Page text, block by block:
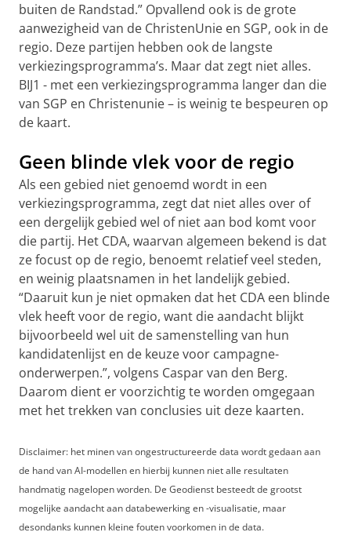
buiten de Randstad.” Opvallend ook is de grote
aanwezigheid van de ChristenUnie en SGP, ook in de
regio. Deze partijen hebben ook de langste
verkiezingsprogramma’s. Maar dat zegt niet alles.
BIJ1 - met een verkiezingsprogramma langer dan die
van SGP en Christenunie – is weinig te bespeuren op
de kaart.
Geen blinde vlek voor de regio
Als een gebied niet genoemd wordt in een
verkiezingsprogramma, zegt dat niet alles over of
een dergelijk gebied wel of niet aan bod komt voor
die partij. Het CDA, waarvan algemeen bekend is dat
ze focust op de regio, benoemt relatief veel steden,
en weinig plaatsnamen in het landelijk gebied.
“Daaruit kun je niet opmaken dat het CDA een blinde
vlek heeft voor de regio, want die aandacht blijkt
bijvoorbeeld wel uit de samenstelling van hun
kandidatenlijst en de keuze voor campagne-
onderwerpen.”, volgens Caspar van den Berg.
Daarom dient er voorzichtig te worden omgegaan
met het trekken van conclusies uit deze kaarten.
Disclaimer: het minen van ongestructureerde data wordt gedaan aan
de hand van AI-modellen en hierbij kunnen niet alle resultaten
handmatig nagelopen worden. De Geodienst besteedt de grootst
mogelijke aandacht aan databewerking en -visualisatie, maar
desondanks kunnen kleine fouten voorkomen in de data.